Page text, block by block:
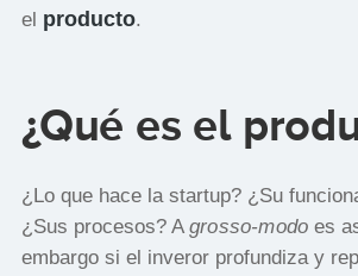
el producto.
¿Qué es el
¿Lo que hace la startup? ¿Su
¿Sus procesos? A grosso-modoes
embargo si el inveror profundiza y